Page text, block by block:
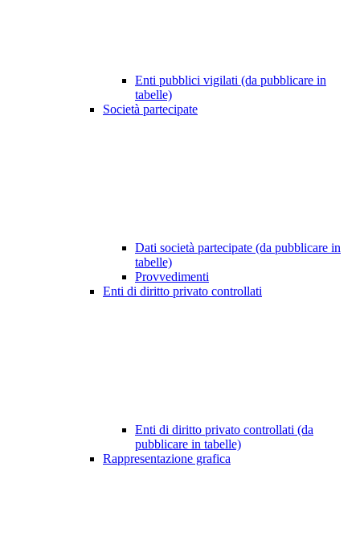
Enti pubblici vigilati (da pubblicare in
tabelle)
Società partecipate
Dati società partecipate (da pubblicare in
tabelle)
Provvedimenti
Enti di diritto privato controllati
Enti di diritto privato controllati (da
pubblicare in tabelle)
Rappresentazione grafica